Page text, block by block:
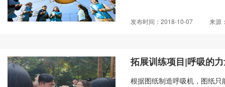
发布时间：2018-10-07 来源
拓展训练项目|呼吸的
根据图纸制造呼吸机，图纸